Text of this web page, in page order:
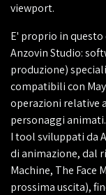
viewport.
E' proprio in
Anzovin Studio:
produzione)
compatibili con
operazioni relative
personaggi animati.
I tool sviluppati da
di animazione, dal
Machine, The Face
prossima uscita),